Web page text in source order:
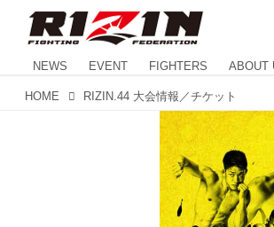
NEWS EVENT FIGHTERS ABOUT
HOME RIZIN.44 大会情報／チケット